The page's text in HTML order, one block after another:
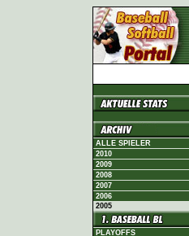
ALLE SPIELER
2010
2009
2008
2007
2006
2005
PLAYOFFS